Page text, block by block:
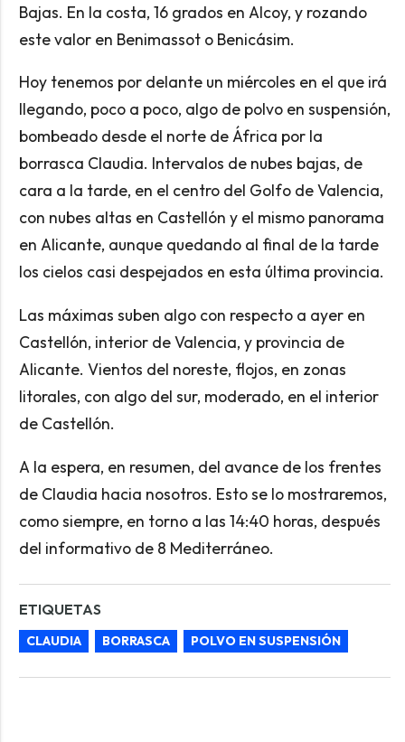
Bajas. En la costa, 16 grados en Alcoy, y rozando
este valor en Benimassot o Benicásim.
Hoy tenemos por delante un miércoles en el que irá
llegando, poco a poco, algo de polvo en suspensión,
bombeado desde el norte de África por la
borrasca Claudia. Intervalos de nubes bajas, de
cara a la tarde, en el centro del Golfo de Valencia,
con nubes altas en Castellón y el mismo panorama
en Alicante, aunque quedando al final de la tarde
los cielos casi despejados en esta última provincia.
Las máximas suben algo con respecto a ayer en
Castellón, interior de Valencia, y provincia de
Alicante. Vientos del noreste, flojos, en zonas
litorales, con algo del sur, moderado, en el interior
de Castellón.
A la espera, en resumen, del avance de los frentes
de Claudia hacia nosotros. Esto se lo mostraremos,
como siempre, en torno a las 14:40 horas, después
del informativo de 8 Mediterráneo.
ETIQUETAS
CLAUDIA BORRASCA POLVO EN SUSPENSIÓN